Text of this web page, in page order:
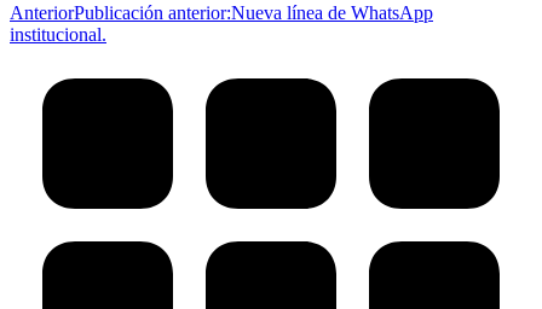
AnteriorPublicación anterior:Nueva línea de WhatsApp
institucional.